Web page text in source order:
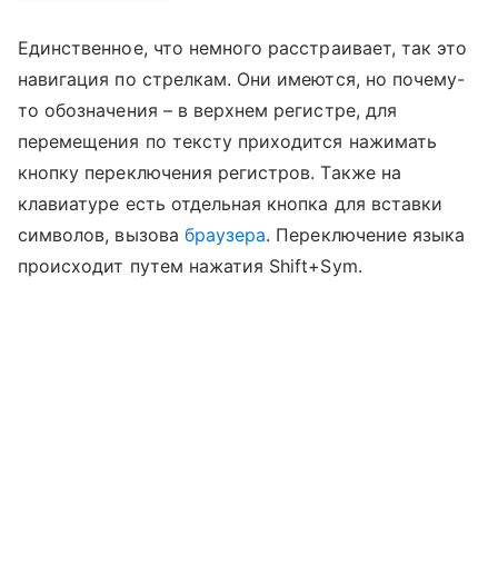
Единственное, что немного расстраивает, так это
навигация по стрелкам. Они имеются, но почему-
то обозначения – в верхнем регистре, для
перемещения по тексту приходится нажимать
кнопку переключения регистров. Также на
клавиатуре есть отдельная кнопка для вставки
символов, вызова браузера. Переключение языка
происходит путем нажатия Shift+Sym.